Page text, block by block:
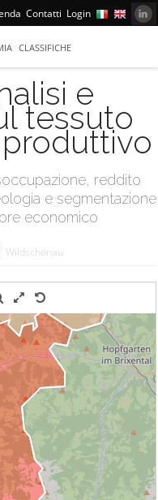
Contatti Login
CLASSIFICHE
e
tessuto
reddito
e segmentazione
economico
Wildschönau